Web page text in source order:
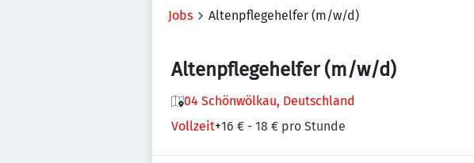
Jobs Altenpflegehelfer (m/w/d)
Altenpflegehelfer (m/w/d)
04 Schönwölkau, Deutschland
Vollzeit+16 € - 18 € pro Stunde